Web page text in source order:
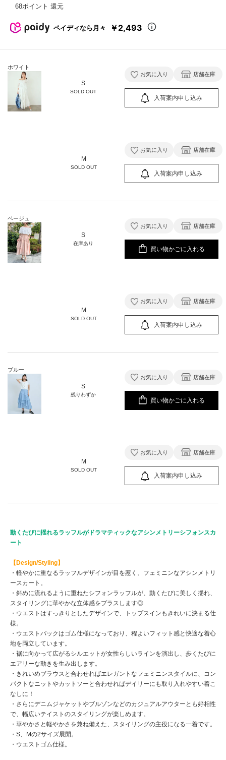
68
ホワイト
S
SOLD OUT
お気に入り 店舗在庫
入荷案内申し込み
M
SOLD OUT
お気に入り 店舗在庫
入荷案内申し込み
ベージュ
S
在庫あり
お気に入り 店舗在庫
買い物かごに入れる
M
SOLD OUT
お気に入り 店舗在庫
入荷案内申し込み
ブルー
S
残りわずか
お気に入り 店舗在庫
買い物かごに入れる
M
SOLD OUT
お気に入り 店舗在庫
入荷案内申し込み
ペイディなら月々 ￥2,493
動くたびに揺れるラッフルがドラマティックなアシンメトリーシフォンスカ
ート
【Design/Styling】
・軽やかに重なるラッフルデザインが目を惹く、フェミニンなアシンメトリ
ースカート。
・斜めに流れるように重ねたシフォンラッフルが、動くたびに美しく揺れ、
スタイリングに華やかな立体感をプラスします◎
・ウエストはすっきりとしたデザインで、トップスインもきれいに決まる仕
様。
・ウエストバックはゴム仕様になっており、程よいフィット感と快適な着心
地を両立しています。
・裾に向かって広がるシルエットが女性らしいラインを演出し、歩くたびに
エアリーな動きを生み出します。
・きれいめブラウスと合わせればエレガントなフェミニンスタイルに、コン
パクトなニットやカットソーと合わせればデイリーにも取り入れやすい着こ
なしに！
・さらにデニムジャケットやブルゾンなどのカジュアルアウターとも好相性
で、幅広いテイストのスタイリングが楽しめます。
・華やかさと軽やかさを兼ね備えた、スタイリングの主役になる一着です。
・S、Mの2サイズ展開。
・ウエストゴム仕様。